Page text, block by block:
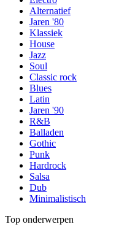
Alternatief
Jaren '80
Klassiek
House
Jazz
Soul
Classic rock
Blues
Latin
Jaren '90
R&B
Balladen
Gothic
Punk
Hardrock
Salsa
Dub
Minimalistisch
Top onderwerpen